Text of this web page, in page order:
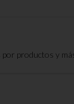
por productos y